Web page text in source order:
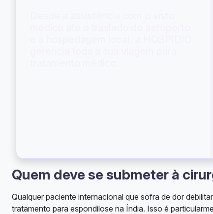
Quem deve se submeter à
Qualquer paciente internacional que sofra de dor
tratamento para espondilose na Índia. Isso é